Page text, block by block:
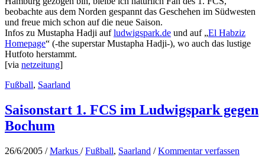
beobachte aus dem Norden gespannt das Geschehen im Südwesten
und freue mich schon auf die neue Saison.
Infos zu Mustapha Hadji aufludwigspark.de und auf „El Habziz
Homepage“ (-the superstar Mustapha Hadji-), wo auch das lustige
Hutfoto herstammt.
[via netzeitung]
Fußball, Saarland
Saisonstart 1. FCS im Ludwigspark gegen
Bochum
26/6/2005 /Markus /Fußball, Saarland /Kommentar verfassen